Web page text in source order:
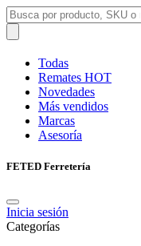
Todas
Remates HOT
Novedades
Más vendidos
Marcas
Asesoría
FETED Ferretería
Inicia sesión
Categorías